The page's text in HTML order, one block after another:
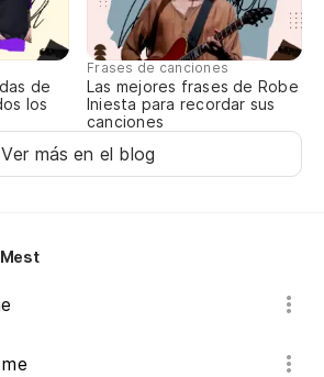
de
los
Frases de canciones
Las mejores frases de Robe
Iniesta para recordar sus
canciones
Ver más en el blog